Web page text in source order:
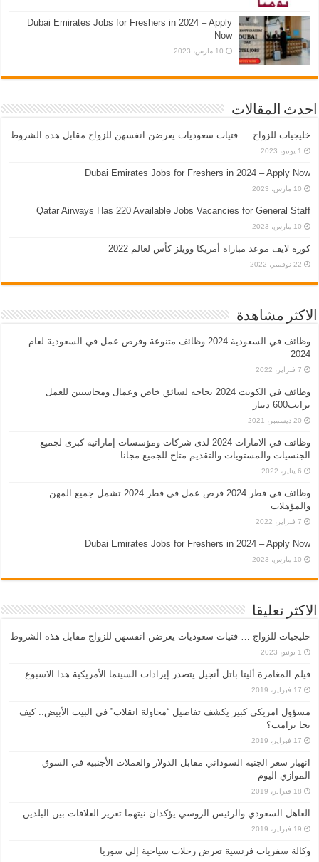
Dubai Emirates Jobs for Freshers in 2024 – Apply
Now
10 مارس، 2023
احدث المقالات
خليجيات للزواج … فتيات سعوديات يعرضن انفسهن للزواج مقابل هذه الشروط
1 يونيو، 2023
Dubai Emirates Jobs for Freshers in 2024 – Apply Now
10 مارس، 2023
Qatar Airways Has 220 Available Jobs Vacancies for General Staff
10 مارس، 2023
كورة لايف موعد مباراة أمريكا وويلز كأس لعالم 2022
22 نوفمبر، 2022
الاكثر مشاهدة
وظائف في السعودية 2024 وظائف متنوعة وفرص عمل في السعودية لعام
2024
7 فبراير، 2022
وظائف في الكويت 2024 بحاجه لسائق خاص وعمال ومحاسبين للعمل
براتب600 دينار
20 ديسمبر، 2021
وظائف في الامارات 2024 لدى شركات ومؤسسات إماراتية كبرى لجميع
الجنسيات والمستويات والتقديم متاح للجميع مجانا
6 يناير، 2022
وظائف في قطر 2024 فرص عمل في قطر 2024 تشمل جميع المهن
والمؤهلات
7 فبراير، 2022
Dubai Emirates Jobs for Freshers in 2024 – Apply Now
10 مارس، 2023
الاكثر تعليقا
خليجيات للزواج … فتيات سعوديات يعرضن انفسهن للزواج مقابل هذه الشروط
1 يونيو، 2023
فيلم المغامرة أليتا‭ ‬باتل أنجيل يتصدر إيرادات السينما الأمريكية هذا الاسبوع
17 فبراير، 2019
مسؤول امريكي كبير يكشف تفاصيل “محاولة انقلاب” في البيت الأبيض.. كيف
نجا ترامب؟
17 فبراير، 2019
انهيار سعر الجنيه السوداني مقابل الدولار والعملات الأجنبية في السوق
الموازي اليوم
18 فبراير، 2019
العاهل السعودي والرئيس الروسي يؤكدان نيتهما تعزيز العلاقات بين البلدين
19 فبراير، 2019
وكالة سفريات فرنسية تعرض رحلات سياحية إلى سوريا